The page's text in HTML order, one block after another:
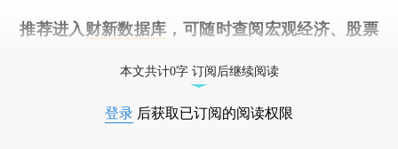
推荐进入 财新数据库 ，可随时查阅宏观经济、股票
本文共计0字 订阅后继续阅读
登录 后获取已订阅的阅读权限